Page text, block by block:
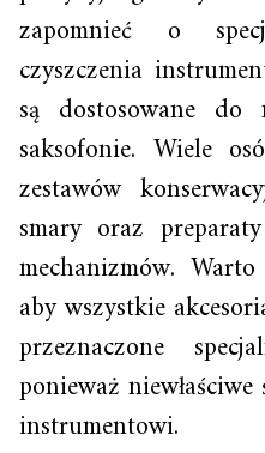
zapomnieć o
czyszczenia
są dostosowane do
saksofonie. Wiele
zestawów
smary oraz
mechanizmów.
aby wszystkie
przeznaczone
ponieważ
instrumentowi.